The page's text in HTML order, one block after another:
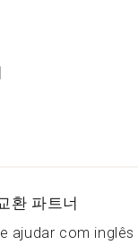
환 파트너
ajudar com inglês